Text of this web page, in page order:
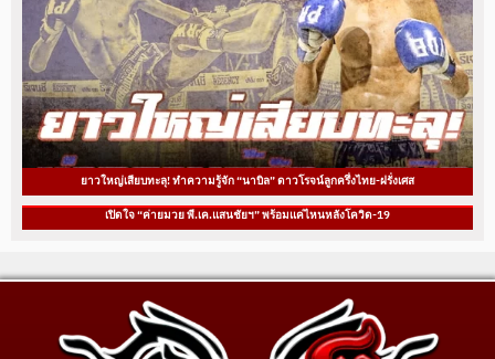
ยาวใหญ่เสียบทะลุ! ทำความรู้จัก “นาบิล” ดาวโรจน์ลูกครึ่งไทย-ฝรั่งเศส
เปิดใจ “ค่ายมวย พี.เค.แสนชัยฯ” พร้อมแค่ไหนหลังโควิด-19